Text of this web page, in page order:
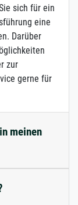
sich für ein
eine
Darüber
zur
gerne für
meinen